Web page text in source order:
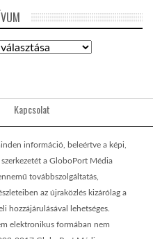
Kapcsolat
információ, beleértve a képi,
a GloboPort Média
továbbszolgáltatás,
az újraközlés kizárólag a
hozzájárulásával lehetséges.
elektronikus formában nem